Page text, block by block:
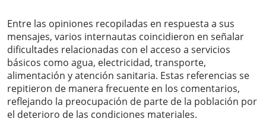
Entre las opiniones recopiladas en respuesta a sus
mensajes, varios internautas coincidieron en señalar
dificultades relacionadas con el acceso a servicios
básicos como agua, electricidad, transporte,
alimentación y atención sanitaria. Estas referencias se
repitieron de manera frecuente en los comentarios,
reflejando la preocupación de parte de la población por
el deterioro de las condiciones materiales.